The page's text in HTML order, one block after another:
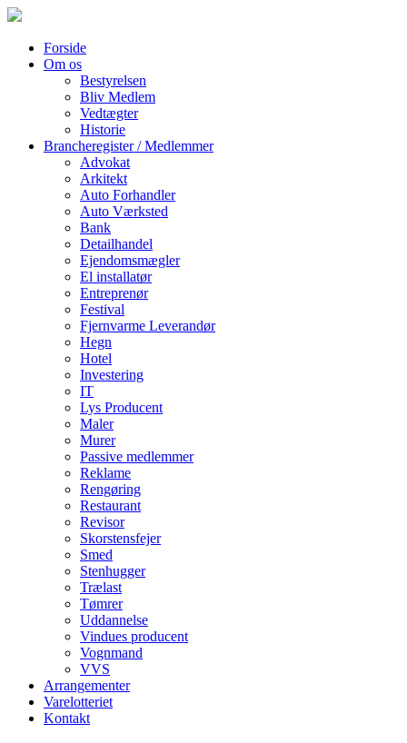
Forside
Om os
Bestyrelsen
Bliv Medlem
Vedtægter
Historie
Brancheregister / Medlemmer
Advokat
Arkitekt
Auto Forhandler
Auto Værksted
Bank
Detailhandel
Ejendomsmægler
El installatør
Entreprenør
Festival
Fjernvarme Leverandør
Hegn
Hotel
Investering
IT
Lys Producent
Maler
Murer
Passive medlemmer
Reklame
Rengøring
Restaurant
Revisor
Skorstensfejer
Smed
Stenhugger
Trælast
Tømrer
Uddannelse
Vindues producent
Vognmand
VVS
Arrangementer
Varelotteriet
Kontakt